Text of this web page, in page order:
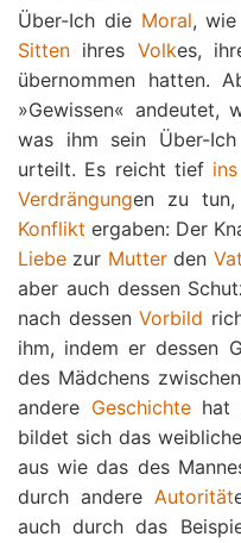
Über-Ich die Moral,
Sitten ihres Volkes,
übernommen hatten.
»Gewissen« andeutet,
was ihm sein Über-
urteilt. Es reicht tief ins
Verdrängungen zu
Konflikt ergaben: Der
Liebe zur Mutterden
aber auch dessen
nach dessenVorbild
ihm, indem er dessen
des Mädchens
andere Geschichtehat
bildet sich das
aus wie das des
durch andereAutorität
auch durch das